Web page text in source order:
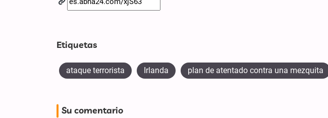
Etiquetas
ataque terrorista Irlanda plan de atentado contra una mezquita
Su comentario